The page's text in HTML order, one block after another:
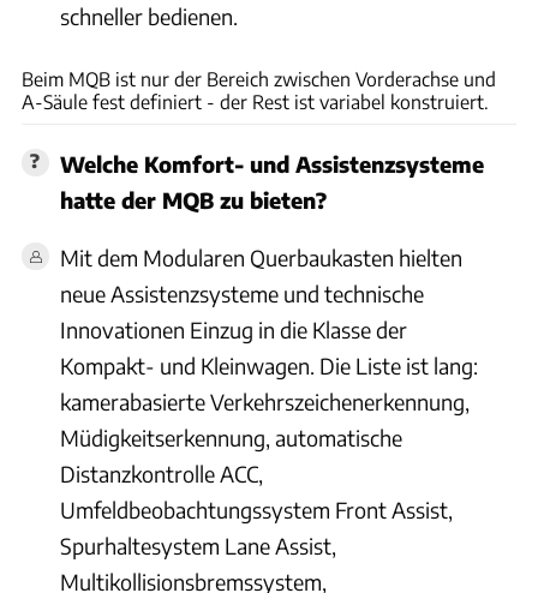
schneller bedienen.
Beim MQB ist nur der Bereich zwischen Vorderachse und
A-Säule fest definiert - der Rest ist variabel konstruiert.
Welche Komfort- und Assistenzsysteme
hatte der MQB zu bieten?
Mit dem Modularen Querbaukasten hielten
neue Assistenzsysteme und technische
Innovationen Einzug in die Klasse der
Kompakt- und Kleinwagen. Die Liste ist lang:
kamerabasierte Verkehrszeichenerkennung,
Müdigkeitserkennung, automatische
Distanzkontrolle ACC,
Umfeldbeobachtungssystem Front Assist,
Spurhaltesystem Lane Assist,
Multikollisionsbremssystem,